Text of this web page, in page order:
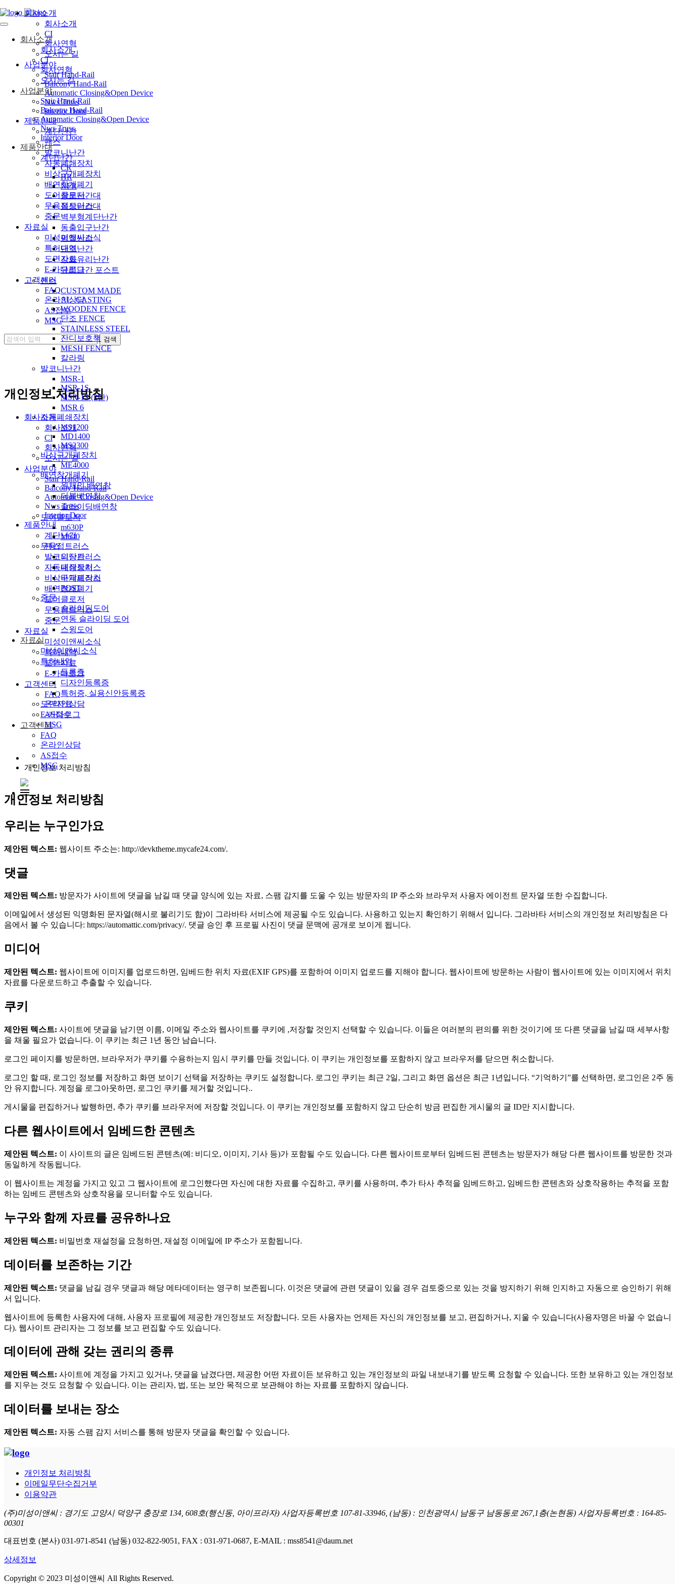
회사소개
회사소개
CI
회사연혁
오시는 길
사업분야
Stair Hand-Rail
Balcony Hand-Rail
Automatic Closing&Open Device
Nws Truss
Interior Door
제품안내
계단난간
CR
HR
NFR
창문난간대
옥상난간대
벽부형계단난간
동출입구난간
평철난간
단조난간
강화유리난간
유리난간 포스트
팬스
CUSTOM MADE
AL_CASTING
WOODEN FENCE
단조 FENCE
STAINLESS STEEL
잔디보호책
MESH FENCE
칼라링
발코니난간
MSR-1
MSR-1S
MSR-1S (2단)
MSR 6
자동폐쇄장치
MS1200
MD1400
MS2300
비상구개폐장치
ME4000
배연창개폐기
원체인 배연창
더블배연창
슬라이딩배연창
도어클로저
m630P
M640
무용접트러스
외장트러스
내장트러스
바닥트러스
POST
중문
슬라이딩도어
연동 슬라이딩 도어
스윙도어
자료실
미성이앤씨소식
특허내역
등록증
디자인등록증
특허증, 실용신안등록증
도면자료
E-카다로그
고객센터
FAQ
온라인상담
AS접수
MSG
회사소개
회사소개
CI
회사연혁
오시는 길
사업분야
Stair Hand-Rail
Balcony Hand-Rail
Automatic Closing&Open Device
Nws Truss
Interior Door
제품안내
계단난간
팬스
발코니난간
자동폐쇄장치
비상구개폐장치
배연창개폐기
도어클로저
무용접트러스
중문
자료실
미성이앤씨소식
특허내역
도면자료
E-카다로그
고객센터
FAQ
온라인상담
AS접수
MSG
개인정보 처리방침
회사소개
회사소개
CI
회사연혁
오시는 길
사업분야
Stair Hand-Rail
Balcony Hand-Rail
Automatic Closing&Open Device
Nws Truss
Interior Door
제품안내
계단난간
팬스
발코니난간
자동폐쇄장치
비상구개폐장치
배연창개폐기
도어클로저
무용접트러스
중문
자료실
미성이앤씨소식
특허내역
도면자료
E-카다로그
고객센터
FAQ
온라인상담
AS접수
MSG
개인정보 처리방침
개인정보 처리방침
우리는 누구인가요
제안된 텍스트: 웹사이트 주소는: http://devktheme.mycafe24.com/.
댓글
제안된 텍스트: 방문자가 사이트에 댓글을 남길 때 댓글 양식에 있는 자료, 스팸 감지를 도울 수 있는 방문자의 IP 주소와 브라우저 사용자 에이전트 문자열 또한 수집합니다.
이메일에서 생성된 익명화된 문자열(해시로 불리기도 함)이 그라바타 서비스에 제공될 수도 있습니다. 사용하고 있는지 확인하기 위해서 입니다. 그라바타 서비스의 개인정보 처리방침은 다
음에서 볼 수 있습니다: https://automattic.com/privacy/. 댓글 승인 후 프로필 사진이 댓글 문맥에 공개로 보이게 됩니다.
미디어
제안된 텍스트: 웹사이트에 이미지를 업로드하면, 임베드한 위치 자료(EXIF GPS)를 포함하여 이미지 업로드를 지해야 합니다. 웹사이트에 방문하는 사람이 웹사이트에 있는 이미지에서 위치
자료를 다운로드하고 추출할 수 있습니다.
쿠키
제안된 텍스트: 사이트에 댓글을 남기면 이름, 이메일 주소와 웹사이트를 쿠키에 ,저장할 것인지 선택할 수 있습니다. 이들은 여러분의 편의를 위한 것이기에 또 다른 댓글을 남길 때 세부사항
을 채울 필요가 없습니다. 이 쿠키는 최근 1년 동안 남습니다.
로그인 페이지를 방문하면, 브라우저가 쿠키를 수용하는지 임시 쿠키를 만들 것입니다. 이 쿠키는 개인정보를 포함하지 않고 브라우저를 닫으면 취소합니다.
로그인 할 때, 로그인 정보를 저장하고 화면 보이기 선택을 저장하는 쿠키도 설정합니다. 로그인 쿠키는 최근 2일, 그리고 화면 옵션은 최근 1년입니다. “기억하기”를 선택하면, 로그인은 2주 동
안 유지합니다. 계정을 로그아웃하면, 로그인 쿠키를 제거할 것입니다..
게시물을 편집하거나 발행하면, 추가 쿠키를 브라우저에 저장할 것입니다. 이 쿠키는 개인정보를 포함하지 않고 단순히 방금 편집한 게시물의 글 ID만 지시합니다.
다른 웹사이트에서 임베드한 콘텐츠
제안된 텍스트: 이 사이트의 글은 임베드된 콘텐츠(예: 비디오, 이미지, 기사 등)가 포함될 수도 있습니다. 다른 웹사이트로부터 임베드된 콘텐츠는 방문자가 해당 다른 웹사이트를 방문한 것과
동일하게 작동됩니다.
이 웹사이트는 계정을 가지고 있고 그 웹사이트에 로그인했다면 자신에 대한 자료를 수집하고, 쿠키를 사용하며, 추가 타사 추적을 임베드하고, 임베드한 콘텐츠와 상호작용하는 추적을 포함
하는 임베드 콘텐츠와 상호작용을 모니터할 수도 있습니다.
누구와 함께 자료를 공유하나요
제안된 텍스트: 비밀번호 재설정을 요청하면, 재설정 이메일에 IP 주소가 포함됩니다.
데이터를 보존하는 기간
제안된 텍스트: 댓글을 남길 경우 댓글과 해당 메타데이터는 영구히 보존됩니다. 이것은 댓글에 관련 댓글이 있을 경우 검토중으로 있는 것을 방지하기 위해 인지하고 자동으로 승인하기 위해
서 입니다.
웹사이트에 등록한 사용자에 대해, 사용자 프로필에 제공한 개인정보도 저장합니다. 모든 사용자는 언제든 자신의 개인정보를 보고, 편집하거나, 지울 수 있습니다(사용자명은 바꿀 수 없습니
다). 웹사이트 관리자는 그 정보를 보고 편집할 수도 있습니다.
데이터에 관해 갖는 권리의 종류
제안된 텍스트: 사이트에 계정을 가지고 있거나, 댓글을 남겼다면, 제공한 어떤 자료이든 보유하고 있는 개인정보의 파일 내보내기를 받도록 요청할 수 있습니다. 또한 보유하고 있는 개인정보
를 지우는 것도 요청할 수 있습니다. 이는 관리자, 법, 또는 보안 목적으로 보관해야 하는 자료를 포함하지 않습니다.
데이터를 보내는 장소
제안된 텍스트: 자동 스팸 감지 서비스를 통해 방문자 댓글을 확인할 수 있습니다.
개인정보 처리방침
이메일무단수집거부
이용약관
(주)미성이앤씨 : 경기도 고양시 덕양구 충장로 134, 608호(행신동, 아이프라자) 사업자등록번호 107-81-33946, (남동) : 인천광역시 남동구 남동동로 267,1층(논현동) 사업자등록번호 : 164-85-
00301
대표번호 (본사) 031-971-8541 (남동) 032-822-9051, FAX : 031-971-0687, E-MAIL : mss8541@daum.net
상세정보
Copyright © 2023 미성이앤씨 All Rights Reserved.